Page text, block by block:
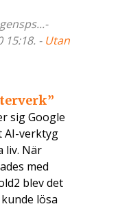
15:18. - Utan
sig Google
AI-verktyg
liv. När
med
blev det
lösa